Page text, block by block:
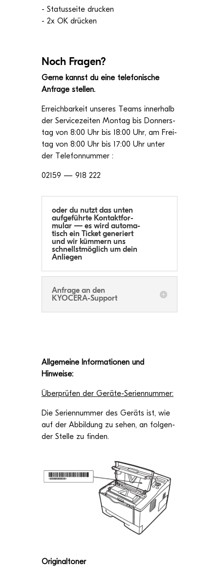
- Sta­tus­seite dru­cken
- 2x OK drücken
Noch Fra­gen?
Gerne kannst du eine tele­fo­ni­sche
Anfrage stellen.
Erreich­bar­keit unse­res Teams inner­halb
der Ser­vice­zei­ten Mon­tag bis Don­ners­
tag von 8:00 Uhr bis 18:00 Uhr, am Frei­
tag von 8:00 Uhr bis 17:00 Uhr unter
der Telefonnummer :
02159 — 918 222
oder du nutzt das unten
auf­ge­führte Kon­takt­for­
mu­lar — es wird auto­ma­
tisch ein Ticket gene­riert
und wir küm­mern uns
schnellst­mög­lich um dein
Anliegen
Anfrage an den
KYOCERA-Support
All­ge­meine Infor­ma­tio­nen und
Hinweise:
Über­prü­fen der Geräte-Seriennummer:
Die Seri­en­num­mer des Geräts ist, wie
auf der Abbil­dung zu sehen, an fol­gen­
der Stelle zu finden.
Ori­gi­nal­to­ner